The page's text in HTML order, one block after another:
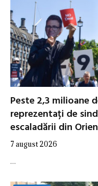
Peste 2,3 milioane
reprezentați de
escaladării din
7 august 2026
…